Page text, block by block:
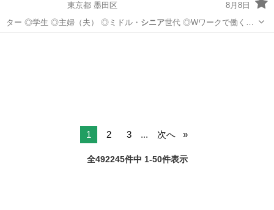
東京都 墨田区
8月8日
ター ◎学生 ◎主婦（夫） ◎ミドル・ シニア世代 ◎Wワークで働く方
警備経験や…
1 2 3 ... 次へ
全492245件中 1-50件表示